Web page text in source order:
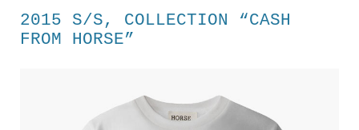
2015 S/S, COLLECTION “CASH
FROM HORSE”